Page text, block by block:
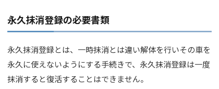
永久抹消登録の必要書類
永久抹消登録とは、一時抹消とは違い解体を行いその車を
永久に使えないようにする手続きで、永久抹消登録は一度
抹消すると復活することはできません。